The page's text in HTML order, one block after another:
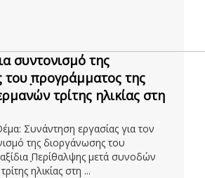
συντονισμό της
του ̟προγράμματος της
τρίτης ηλικίας στη
Συνάντηση εργασίας για τον
της διοργάνωσης του
̟Περίθαλψης μετά συνοδών
ηλικίας στη ...